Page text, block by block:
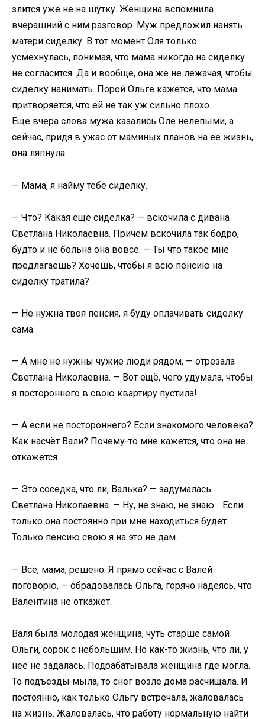
злится уже не на шутку. Женщина вспомнила
вчерашний с ним разговор. Муж предложил нанять
матери сиделку. В тот момент Оля только
усмехнулась, понимая, что мама никогда на сиделку
не согласится. Да и вообще, она же не лежачая, чтобы
сиделку нанимать. Порой Ольге кажется, что мама
притворяется, что ей не так уж сильно плохо.
Еще вчера слова мужа казались Оле нелепыми, а
сейчас, придя в ужас от маминых планов на ее жизнь,
она ляпнула:
— Мама, я найму тебе сиделку.
— Что? Какая еще сиделка? — вскочила с дивана
Светлана Николаевна. Причем вскочила так бодро,
будто и не больна она вовсе. — Ты что такое мне
предлагаешь? Хочешь, чтобы я всю пенсию на
сиделку тратила?
— Не нужна твоя пенсия, я буду оплачивать сиделку
сама.
— А мне не нужны чужие люди рядом, — отрезала
Светлана Николаевна. — Вот ещё, чего удумала, чтобы
я постороннего в свою квартиру пустила!
— А если не постороннего? Если знакомого человека?
Как насчёт Вали? Почему-то мне кажется, что она не
откажется.
— Это соседка, что ли, Валька? — задумалась
Светлана Николаевна. — Ну, не знаю, не знаю… Если
только она постоянно при мне находиться будет…
Только пенсию свою я на это не дам.
— Всё, мама, решено. Я прямо сейчас с Валей
поговорю, — обрадовалась Ольга, горячо надеясь, что
Валентина не откажет.
Валя была молодая женщина, чуть старше самой
Ольги, сорок с небольшим. Но как-то жизнь, что ли, у
неё не задалась. Подрабатывала женщина где могла.
То подъезды мыла, то снег возле дома расчищала. И
постоянно, как только Ольгу встречала, жаловалась
на жизнь. Жаловалась, что работу нормальную найти